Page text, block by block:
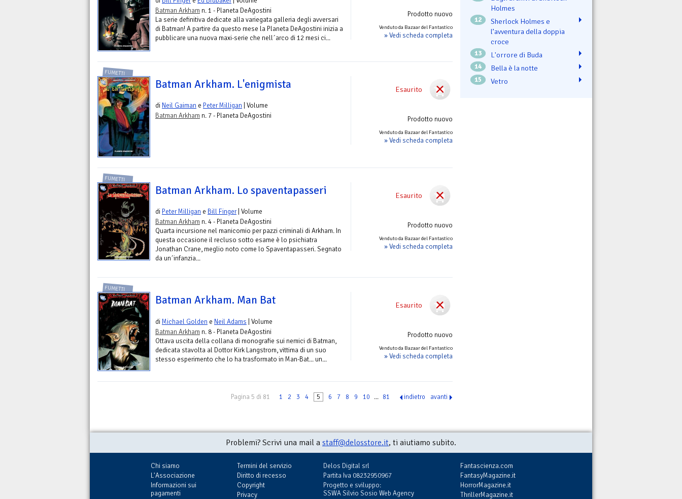
Prodotto nuovo
Venduto da Bazaar del Fantastico
» Vedi scheda completa
Batman Arkham n. 1 - Planeta DeAgostini
La serie definitiva dedicate alla variegata galleria degli avversari
di Batman! A partire da questo mese la Planeta DeAgostini inizia a
pubblicare una nuova maxi-serie che nell´arco di 12 mesi ci...
Esaurito
Prodotto nuovo
Venduto da Bazaar del Fantastico
» Vedi scheda completa
FUMETTI
Batman Arkham. L'enigmista
di Neil Gaiman e Peter Milligan | Volume
Batman Arkham n. 7 - Planeta DeAgostini
Esaurito
Prodotto nuovo
Venduto da Bazaar del Fantastico
» Vedi scheda completa
FUMETTI
Batman Arkham. Lo spaventapasseri
di Peter Milligan e Bill Finger| Volume
Batman Arkham n. 4 - Planeta DeAgostini
Quarta incursione nel manicomio per pazzi criminali di Arkham. In
questa occasione il recluso sotto esame è lo psichiatra
Jonathan Crane, meglio noto come lo Spaventapasseri. Segnato
da un´infanzia...
Esaurito
Prodotto nuovo
Venduto da Bazaar del Fantastico
» Vedi scheda completa
FUMETTI
Batman Arkham. Man Bat
di Michael Golden e Neil Adams | Volume
Batman Arkham n. 8 - Planeta DeAgostini
Ottava uscita della collana di monografie sui nemici di Batman,
dedicata stavolta al Dottor Kirk Langstrom, vittima di un suo
stesso esperimento che lo ha trasformato in Man-Bat... un...
Pagina 5 di 81 1 2 3 4 5 6 7 8 9 10 ... 81 indietro avanti
Holmes
12
Sherlock Holmes e
l’avventura della doppia
croce
13 L'orrore di Buda
14 Bella è la notte
15 Vetro
Problemi? Scrivi una mail a staff@delosstore.it, ti aiutiamo subito.
Chi siamo
L'Associazione
Informazioni sui
pagamenti
Termini del servizio
Diritto di recesso
Copyright
Privacy
Delos Digital srl
Partita Iva 08232950967
Progetto e sviluppo:
SSWA Silvio Sosio Web Agency
Fantascienza.com
FantasyMagazine.it
HorrorMagazine.it
ThrillerMagazine.it